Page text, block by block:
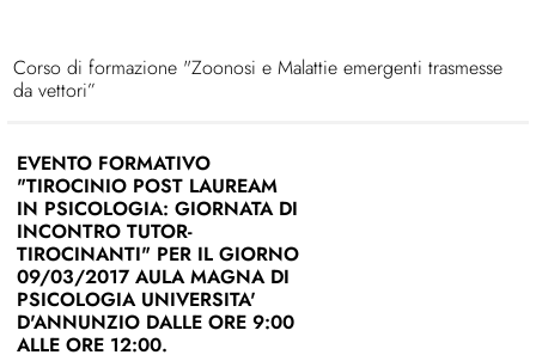
Corso di formazione "Zoonosi e Malattie emergenti trasmesse
da vettori”
EVENTO FORMATIVO
"TIROCINIO POST LAUREAM
IN PSICOLOGIA: GIORNATA DI
INCONTRO TUTOR-
TIROCINANTI" PER IL GIORNO
09/03/2017 AULA MAGNA DI
PSICOLOGIA UNIVERSITA'
D'ANNUNZIO DALLE ORE 9:00
ALLE ORE 12:00.